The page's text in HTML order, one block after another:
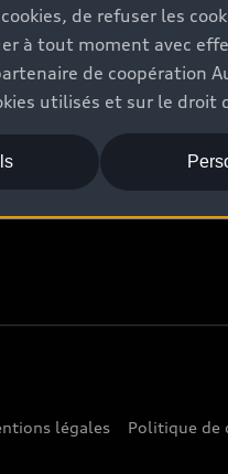
Audi World
Stories of Progress
Stories of Luxembourg
légales Politique de
de refuser les
à tout moment avec
de coopération
utilisés et sur le droit